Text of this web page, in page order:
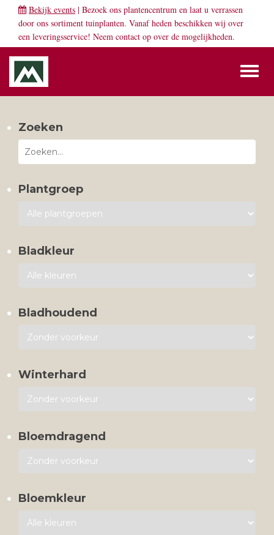
Bekijk events | Bezoek ons plantencentrum en laat u verrassen
door ons sortiment tuinplanten. Vanaf heden beschikken wij over
een leveringsservice! Neem contact op over de mogelijkheden.
Zoeken
Plantgroep
Bladkleur
Bladhoudend
Winterhard
Bloemdragend
Bloemkleur